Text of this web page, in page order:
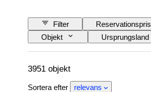
Filter Reservationspris
Objekt
Ursprungsland
Produktstorlek
Era
3951 objekt
Sortera efter relevans